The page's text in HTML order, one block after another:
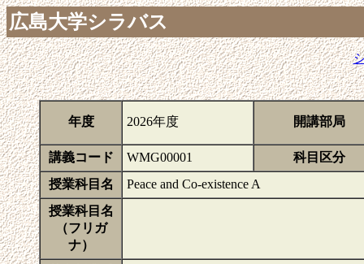
広島大学シラバス
年度 2026年度 開講部局
講義コード WMG00001
科目区分
授業科目名
Peace and Co-existence A
授業科目名
（フリガ
ナ）